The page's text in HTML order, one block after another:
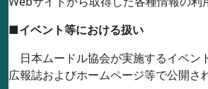
■イベント等における扱い
日本ムードル協会が実施するイベン
広報誌およびホームページ等で公開さ